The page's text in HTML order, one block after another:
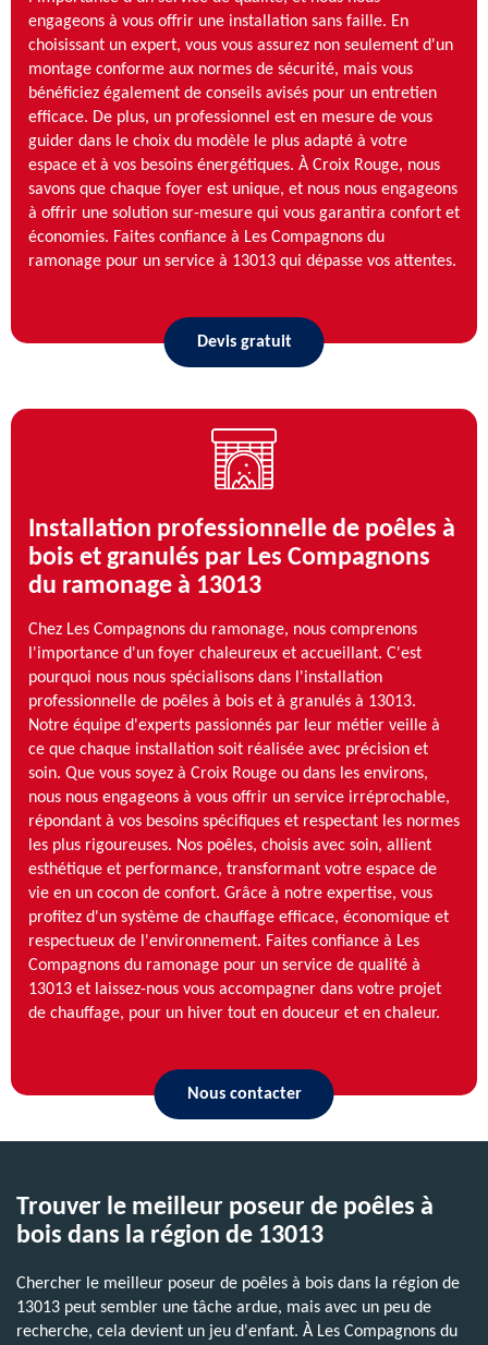
engageons à vous offrir une installation sans faille. En
choisissant un expert, vous vous assurez non seulement d'un
montage conforme aux normes de sécurité, mais vous
bénéficiez également de conseils avisés pour un entretien
efficace. De plus, un professionnel est en mesure de vous
guider dans le choix du modèle le plus adapté à votre
espace et à vos besoins énergétiques. À Croix Rouge, nous
savons que chaque foyer est unique, et nous nous engageons
à offrir une solution sur-mesure qui vous garantira confort et
économies. Faites confiance à Les Compagnons du
ramonage pour un service à 13013 qui dépasse vos attentes.
Devis gratuit
Installation professionnelle de poêles à
bois et granulés par Les Compagnons
du ramonage à 13013
Chez Les Compagnons du ramonage, nous comprenons
l'importance d'un foyer chaleureux et accueillant. C'est
pourquoi nous nous spécialisons dans l'installation
professionnelle de poêles à bois et à granulés à 13013.
Notre équipe d'experts passionnés par leur métier veille à
ce que chaque installation soit réalisée avec précision et
soin. Que vous soyez à Croix Rouge ou dans les environs,
nous nous engageons à vous offrir un service irréprochable,
répondant à vos besoins spécifiques et respectant les normes
les plus rigoureuses. Nos poêles, choisis avec soin, allient
esthétique et performance, transformant votre espace de
vie en un cocon de confort. Grâce à notre expertise, vous
profitez d'un système de chauffage efficace, économique et
respectueux de l'environnement. Faites confiance à Les
Compagnons du ramonage pour un service de qualité à
13013 et laissez-nous vous accompagner dans votre projet
de chauffage, pour un hiver tout en douceur et en chaleur.
Nous contacter
Trouver le meilleur poseur de poêles à
bois dans la région de 13013
Chercher le meilleur poseur de poêles à bois dans la région de
13013 peut sembler une tâche ardue, mais avec un peu de
recherche, cela devient un jeu d'enfant. À Les Compagnons du